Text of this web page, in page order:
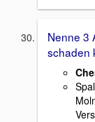
Nenne 3
schaden